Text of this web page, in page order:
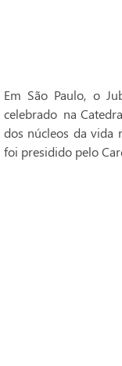
Em São Paulo, o
celebrado na
dos núcleos da vida
foi presidido pelo